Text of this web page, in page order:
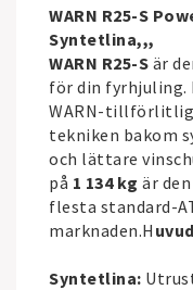
WARN R25-S
Syntetlina,,,
WARN R25-S är
för din fyrhjuling.
WARN-
tekniken bakom
och lättare
på 1 134 kg är
flesta standard-
marknaden.H
Syntetlina: